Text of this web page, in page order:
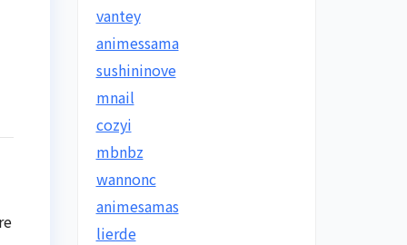
vantey
animessama
sushininove
mnail
cozyi
mbnbz
wannonc
animesamas
lierde